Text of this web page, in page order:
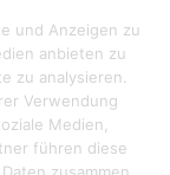
und Anzeigen zu
anbieten zu
zu analysieren.
Verwendung
Medien,
führen diese